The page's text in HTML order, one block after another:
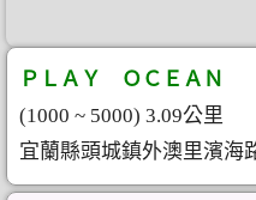
ＰＬＡＹ ＯＣＥＡＮ
(1000 ~ 5000) 3.09公里
宜蘭縣頭城鎮外澳里濱海